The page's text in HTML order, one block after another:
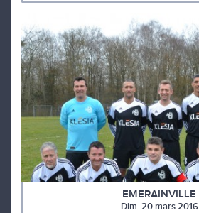
EMERAINVILLE
Dim. 20 mars 2016